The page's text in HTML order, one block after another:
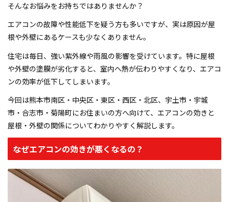
ョールーム店
熊本県熊本市で工場・倉庫・店舗塗装なら｜スターペイント
熊本南ショールーム店
熊本県熊本市で防水工事なら｜スターペイント熊本南ショー
ルーム店
ルーム店
熊本県熊本市で雨漏り修理なら｜スターペイント熊本南ショ
ールーム店
そんなお悩みをお持ちではありませんか？
エアコンの故障や性能低下を疑う方も多いですが、実は原因が屋
根や外壁にあるケースも少なくありません。
住宅は毎日、強い紫外線や雨風の影響を受けています。特に屋根
や外壁の塗膜が劣化すると、室内へ熱が伝わりやすくなり、エアコ
ンの効率が低下してしまいます。
今回は熊本市南区・中央区・東区・西区・北区、宇土市・宇城
市・合志市・菊陽町にお住まいの方へ向けて、エアコンの効きと
屋根・外壁の関係についてわかりやすく解説します。
なぜエアコンの効きが悪くなるの？